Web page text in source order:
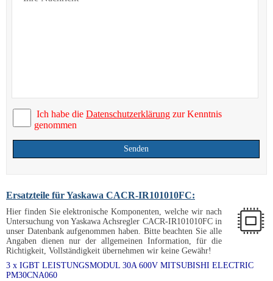
Ich habe die Datenschutzerklärung zur Kenntnis
genommen
Senden
Ersatzteile für Yaskawa CACR-IR101010FC:
Hier finden Sie elektronische Komponenten, welche wir nach
Untersuchung von Yaskawa Achsregler CACR-IR101010FC in
unser Datenbank aufgenommen haben. Bitte beachten Sie alle
Angaben dienen nur der allgemeinen Information, für die
Richtigkeit, Vollständigkeit übernehmen wir keine Gewähr!
3 x IGBT LEISTUNGSMODUL 30A 600V MITSUBISHI ELECTRIC
PM30CNA060